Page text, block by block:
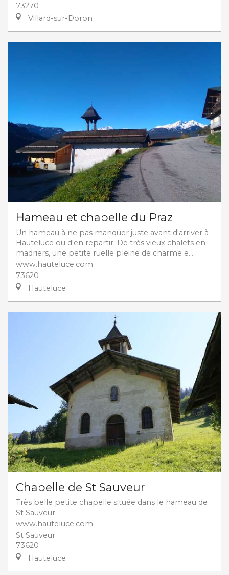
73270
Villard-sur-Doron
Hameau et chapelle du Praz
Un hameau à ne pas manquer juste avant d'arriver à
Hauteluce ou d'en repartir. De très vieux chalets en
madriers, une petite ruelle pleine de charme e...
www.hauteluce.com
73620
Hauteluce
Chapelle de St Sauveur
Très belle petite chapelle située dans le hameau de
St Sauveur.
www.hauteluce.com
St Sauveur
73620
Hauteluce